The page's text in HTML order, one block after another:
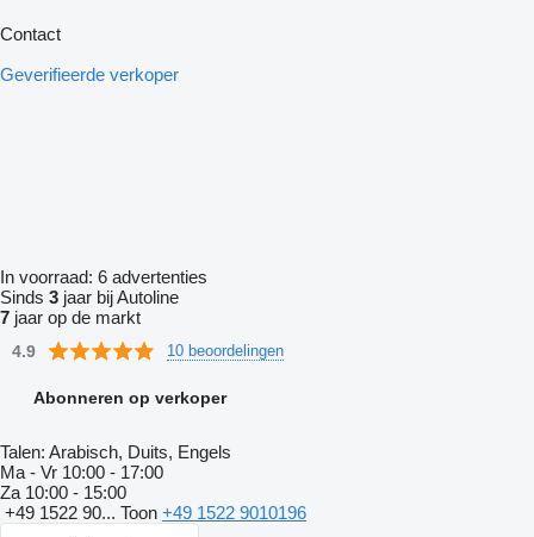
Contact
Geverifieerde verkoper
In voorraad: 6 advertenties
Sinds 3 jaar bij Autoline
7 jaar op de markt
4.9 10 beoordelingen
Abonneren op verkoper
Talen: Arabisch, Duits, Engels
Ma - Vr 10:00 - 17:00
Za 10:00 - 15:00
+49 1522 90... Toon +49 1522 9010196